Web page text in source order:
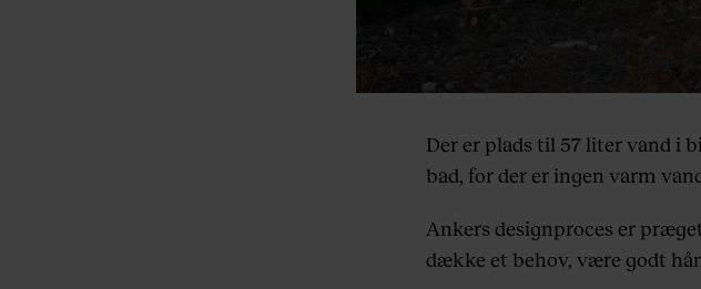
Der er plads til 57 liter vand i
bad, for der er ingen varm
Ankers designproces er
dække et behov, være godt